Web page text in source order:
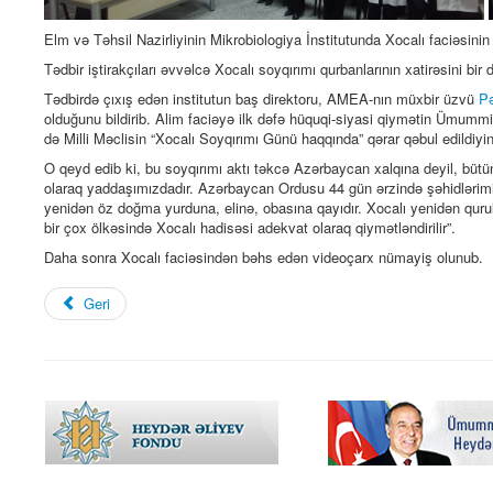
Elm və Təhsil Nazirliyinin Mikrobiologiya İnstitutunda Xocalı
Tədbir iştirakçıları əvvəlcə Xocalı soyqırımı qurbanlarının xatirəsini
Tədbirdə çıxış edən institutun baş direktoru, AMEA-nın müxbir üzvü
olduğunu bildirib. Alim faciəyə ilk dəfə hüquqi-siyasi qiymətin
də Milli Məclisin “Xocalı Soyqırımı Günü haqqında” qərar qəbul
O qeyd edib ki, bu soyqırımı aktı təkcə Azərbaycan xalqına deyil,
olaraq yaddaşımızdadır. Azərbaycan Ordusu 44 gün ərzində
yenidən öz doğma yurduna, elinə, obasına qayıdır. Xocalı yenidən
bir çox ölkəsində Xocalı hadisəsi adekvat olaraq qiymətləndirilir”.
Daha sonra Xocalı faciəsindən bəhs edən videoçarx nümayiş olunub.
Geri